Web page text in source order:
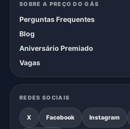
SOBRE A PREÇO DO GÁS
Perguntas Frequentes
Blog
Aniversário Premiado
Vagas
REDES SOCIAIS
X Facebook Instagram